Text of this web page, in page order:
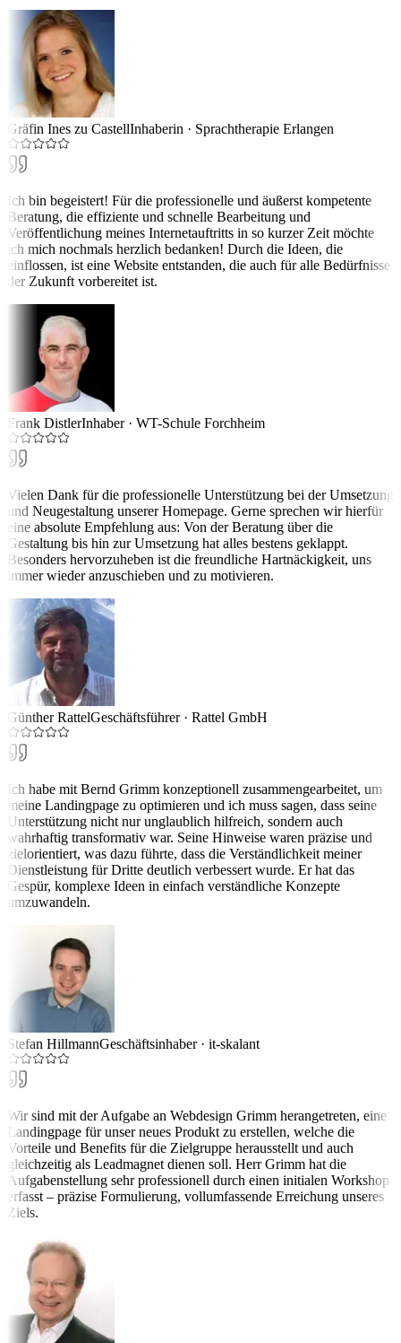
Gräfin Ines zu CastellInhaberin · Sprachtherapie Erlangen
Ich bin begeistert! Für die professionelle und äußerst kompetente
Beratung, die effiziente und schnelle Bearbeitung und
Veröffentlichung meines Internetauftritts in so kurzer Zeit möchte
ich mich nochmals herzlich bedanken! Durch die Ideen, die
einflossen, ist eine Website entstanden, die auch für alle Bedürfnisse
der Zukunft vorbereitet ist.
Frank DistlerInhaber· WT-Schule Forchheim
Vielen Dank für die professionelle Unterstützung bei der Umsetzung
und Neugestaltung unserer Homepage. Gerne sprechen wir hierfür
eine absolute Empfehlung aus: Von der Beratung über die
Gestaltung bis hin zur Umsetzung hat alles bestens geklappt.
Besonders hervorzuheben ist die freundliche Hartnäckigkeit, uns
immer wieder anzuschieben und zu motivieren.
Günther RattelGeschäftsführer· Rattel GmbH
Ich habe mit Bernd Grimm konzeptionell zusammengearbeitet, um
meine Landingpage zu optimieren und ich muss sagen, dass seine
Unterstützung nicht nur unglaublich hilfreich, sondern auch
wahrhaftig transformativ war. Seine Hinweise waren präzise und
zielorientiert, was dazu führte, dass die Verständlichkeit meiner
Dienstleistung für Dritte deutlich verbessert wurde. Er hat das
Gespür, komplexe Ideen in einfach verständliche Konzepte
umzuwandeln.
Stefan HillmannGeschäftsinhaber· it-skalant
Wir sind mit der Aufgabe an Webdesign Grimm herangetreten, eine
Landingpage für unser neues Produkt zu erstellen, welche die
Vorteile und Benefits für die Zielgruppe herausstellt und auch
gleichzeitig als Leadmagnet dienen soll. Herr Grimm hat die
Aufgabenstellung sehr professionell durch einen initialen Workshop
erfasst – präzise Formulierung, vollumfassende Erreichung unseres
Ziels.